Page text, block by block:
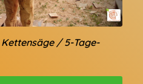
/ 5-Tage-